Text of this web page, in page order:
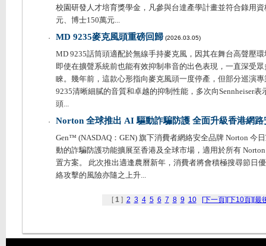
校園研發人才培育獎學金，凡參與台達產學計畫並符合錄用
元、博士150萬元...
MD 9235麥克風頭重磅回歸 (2026.03.05)
MD 9235話筒頭適配於無線手持麥克風，因其在舞台高聲壓
即使在擴聲系統前也能有效抑制串音的出色表現，一直深受
睞。幾年前，這款心形指向麥克風頭一度停產，但部分巡演
9235清晰細膩的音質和卓越的抑制性能，多次向Sennheiser
頭...
Norton 全球推出 AI 驅動詐騙防護 全面升級香港網路
Gen™ (NASDAQ：GEN) 旗下消費者網絡安全品牌 Norton 今
動的詐騙防護功能擴展至香港及全球市場，適用於所有
置方案。 此次推出適逢農曆新年，消費者將會積極搜尋節日
絡攻擊的風險亦隨之上升...
[ 1 ] 2 3 4 5 6 7 8 9 10 [下一頁] [下10頁] [最